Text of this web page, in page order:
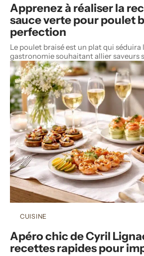
Apprenez à réaliser la
sauce verte pour poulet
perfection
Le poulet braisé est un plat qui séduira
gastronomie souhaitant allier saveurs
CUISINE
Apéro chic de Cyril
recettes rapides pour